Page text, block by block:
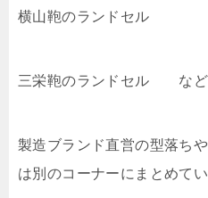
横山鞄のランドセル
三栄鞄のランドセル など
製造ブランド直営の型落ち
は別のコーナーにまとめてい